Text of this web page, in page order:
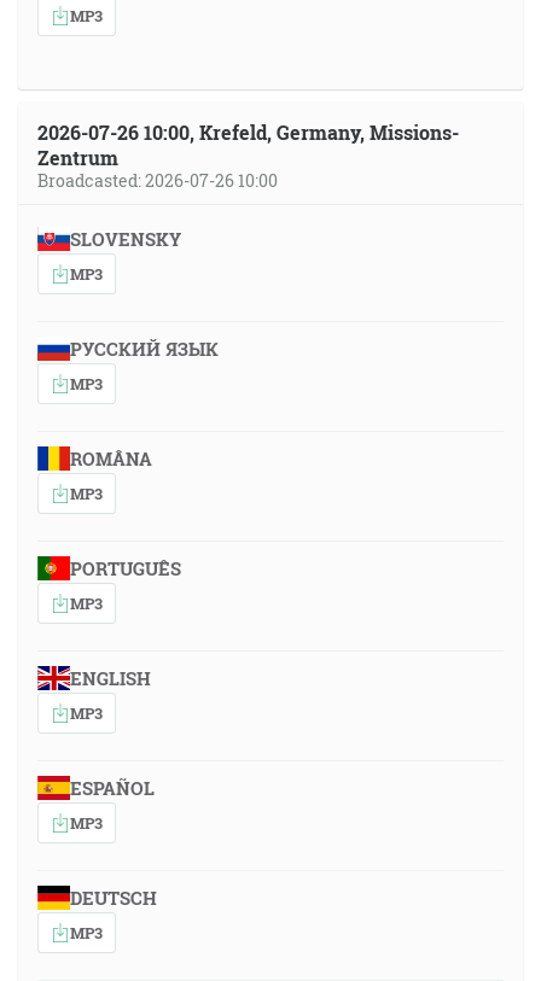
MP3
2026-07-26 10:00, Krefeld, Germany, Missions-
Zentrum
Broadcasted: 2026-07-26 10:00
SLOVENSKY
MP3
РУССКИЙ ЯЗЫК
MP3
ROMÂNA
MP3
PORTUGUÊS
MP3
ENGLISH
MP3
ESPAÑOL
MP3
DEUTSCH
MP3